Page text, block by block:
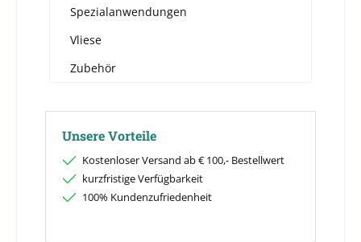
Spezialanwendungen
Vliese
Zubehör
Unsere Vorteile
Kostenloser Versand ab € 100,- Bestellwert
kurzfristige Verfügbarkeit
100% Kundenzufriedenheit